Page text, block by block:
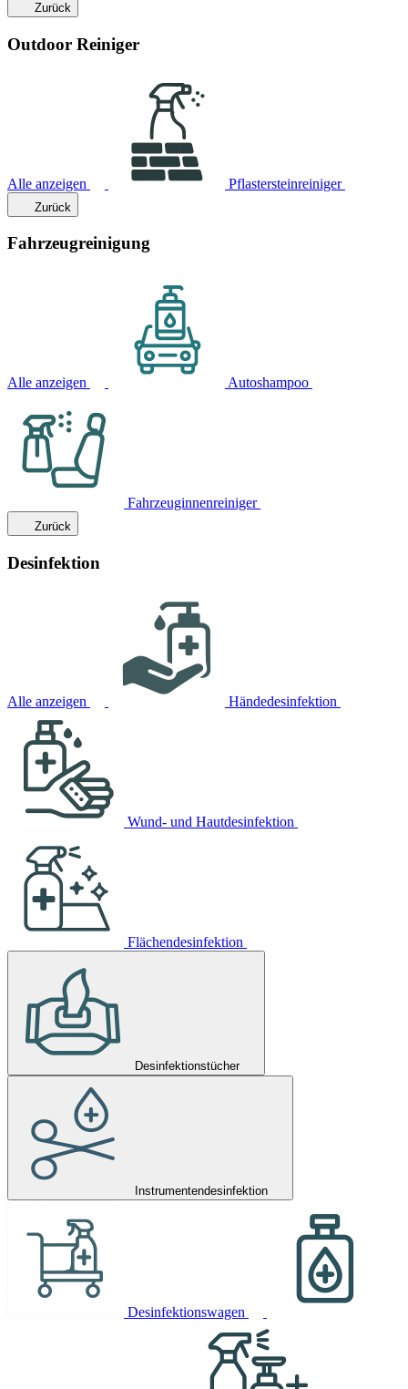
Zurück
Outdoor Reiniger
Alle anzeigen Pflastersteinreiniger
Zurück
Fahrzeugreinigung
Alle anzeigen Autoshampoo
Fahrzeuginnenreiniger
Zurück
Desinfektion
Alle anzeigen Händedesinfektion
Wund- und Hautdesinfektion
Flächendesinfektion
Desinfektionstücher
Instrumentendesinfektion
Desinfektionswagen